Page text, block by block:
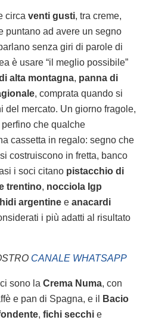
circa venti gusti, tra creme,
puntano ad avere un segno
senza giri di parole di
è usare “il meglio possibile”
alta montagna, panna di
, comprata quando si
del mercato. Un giorno fragole,
che qualche
cassetta in regalo: segno che
costruiscono in fretta, banco
i soci citano pistacchio di
trentino, nocciola Igp
argentine e anacardi
i più adatti al risultato
CANALE WHATSAPP
sono la Crema Numa, con
e pan di Spagna, e il
Bacio
, fichi secchi e